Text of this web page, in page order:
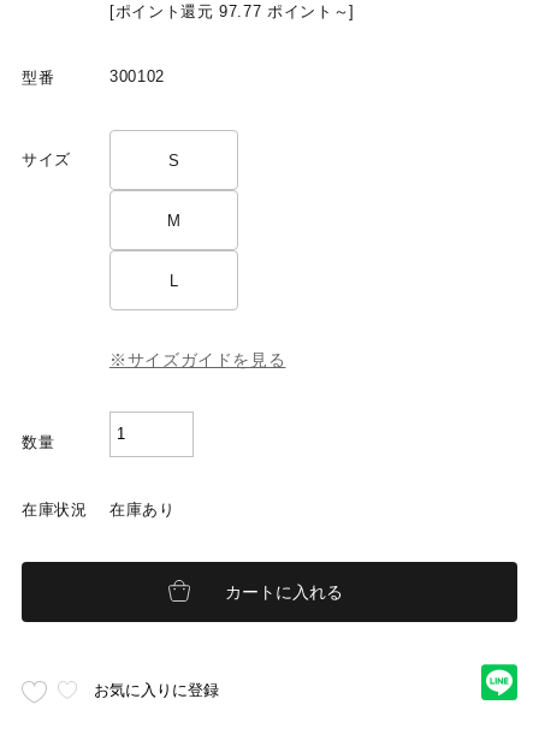
[ポイント還元 97.77 ポイント～]
型番 300102
サイズ S
M
※サイズガイドを見る
数量
3001
LOW-
DESIGN
在庫状況 在庫あり
カートに入れる
お気に入りに登録